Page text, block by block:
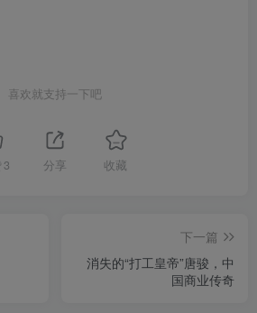
喜欢就支持一下吧
3 分享 收藏
下一篇
消失的“打工皇帝”唐骏，中
国商业传奇